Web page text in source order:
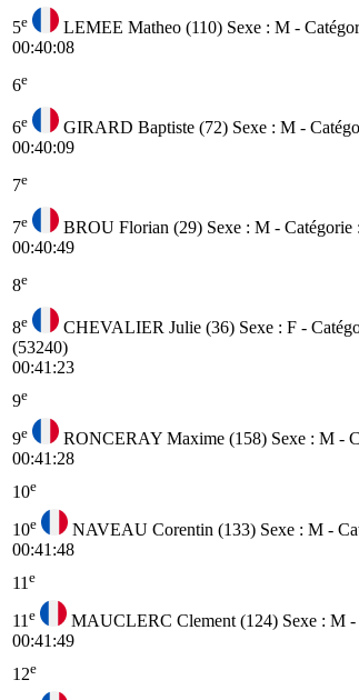
5e LEMEE Matheo (110) Sexe : M -
00:40:08
6e
6e GIRARD Baptiste (72) Sexe : M -
00:40:09
7e
7e BROU Florian (29) Sexe : M - Catégorie :
00:40:49
8e
8e CHEVALIER Julie (36) Sexe : F -
(53240)
00:41:23
9e
9e RONCERAY Maxime (158) Sexe : M -
00:41:28
10e
10e NAVEAU Corentin (133) Sexe : M -
00:41:48
11 e
11 e MAUCLERC Clement (124) Sexe : M
00:41:49
12e